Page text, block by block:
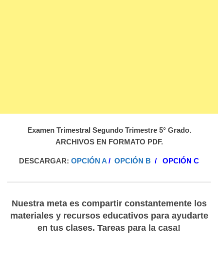
Examen Trimestral Segundo Trimestre 5° Grado.
ARCHIVOS EN FORMATO PDF.
DESCARGAR: OPCIÓN A / OPCIÓN B / OPCIÓN C
Nuestra meta es compartir constantemente los
materiales y recursos educativos para ayudarte
en tus clases. Tareas para la casa!